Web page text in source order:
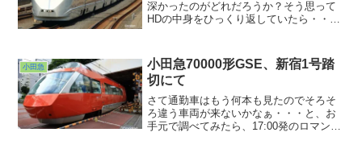
深かったのがどれだろうか？そう思って
HDの中身をひっくり返していたら・・・
まだ梅ヶ丘から新宿方が複線だった時代
の産物です。複々線になって進路が開け
た特急が猛追しかけてくるという興味深
い光景。よく撮ってなぁ・・・
小田急
小田急70000形GSE、新宿1号踏
切にて
さて通勤車はもう何本も見たのでそろそ
ろ違う車両が来ないかなぁ・・・と、お
手元で調べてみたら、17:00発のロマンス